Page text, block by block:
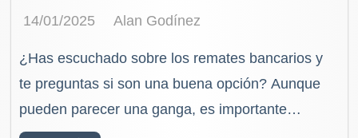
14/01/2025 Alan Godínez
¿Has escuchado sobre los remates bancarios y
te preguntas si son una buena opción? Aunque
pueden parecer una ganga, es importante
conocer todos los aspectos para decidir si